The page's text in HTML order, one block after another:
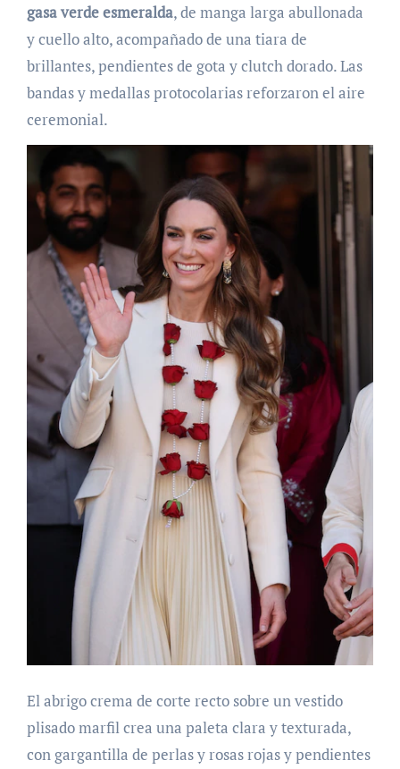
gasa verde esmeralda, de manga larga abullonada
y cuello alto, acompañado de una tiara de
brillantes, pendientes de gota y clutch dorado. Las
bandas y medallas protocolarias reforzaron el aire
ceremonial.
El abrigo crema de corte recto sobre un vestido
plisado marfil crea una paleta clara y texturada,
con gargantilla de perlas y rosas rojas y pendientes